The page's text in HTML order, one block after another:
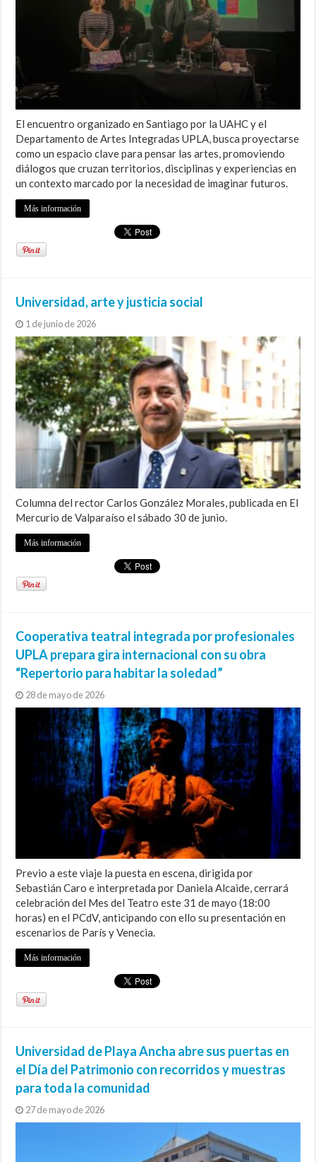
El encuentro organizado en Santiago por la UAHC y el
Departamento de Artes Integradas UPLA, busca proyectarse
como un espacio clave para pensar las artes, promoviendo
diálogos que cruzan territorios, disciplinas y experiencias en
un contexto marcado por la necesidad de imaginar futuros.
Más información
Universidad, arte y justicia social
1 de junio de 2026
Columna del rector Carlos González Morales, publicada en El
Mercurio de Valparaíso el sábado 30 de junio.
Más información
Cooperativa teatral integrada por profesionales
UPLA prepara gira internacional con su obra
“Repertorio para habitar la soledad”
28 de mayo de 2026
Previo a este viaje la puesta en escena, dirigida por
Sebastián Caro e interpretada por Daniela Alcaide, cerrará
celebración del Mes del Teatro este 31 de mayo (18:00
horas) en el PCdV, anticipando con ello su presentación en
escenarios de París y Venecia.
Más información
Universidad de Playa Ancha abre sus puertas en
el Día del Patrimonio con recorridos y muestras
para toda la comunidad
27 de mayo de 2026